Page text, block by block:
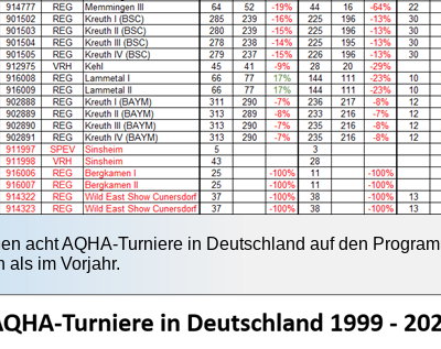
acht AQHA-Turniere in Deutschland auf den
als im Vorjahr.